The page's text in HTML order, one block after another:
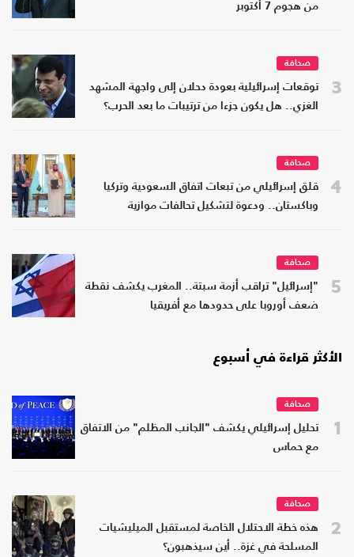
من هجوم 7 أكتوبر
3
صحافة
توقعات إسرائيلية بعودة دحلان إلى واجهة المشهد
الغزي.. هل يكون جزءا من ترتيبات ما بعد الحرب؟
4
صحافة
قلق إسرائيلي من تبعات اتفاق السعودية وتركيا
وباكستان.. ودعوة لتشكيل تحالفات موازية
5
صحافة
"إسرائيل" تراقب أزمة سبتة.. المغرب يكشف نقطة
ضعف أوروبا على حدودها مع أفريقيا
الأكثر قراءة في أسبوع
1
صحافة
تحليل إسرائيلي يكشف "الجانب المظلم" من الاتفاق
مع حماس
2
صحافة
هذه خطة الاحتلال الخاصة لمستقبل الميليشيات
المسلحة في غزة.. أين سيذهبون؟